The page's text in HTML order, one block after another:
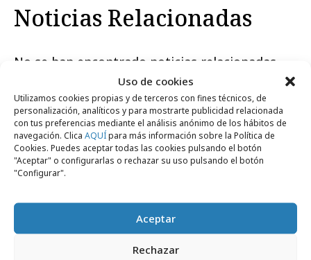
Uso de cookies
Utilizamos cookies propias y de terceros con fines técnicos, de
personalización, analíticos y para mostrarte publicidad relacionada
con tus preferencias mediante el análisis anónimo de los hábitos de
navegación. Clica AQUÍpara más información sobre la Política de
Cookies. Puedes aceptar todas las cookies pulsando el botón
"Aceptar" o configurarlas o rechazar su uso pulsando el botón
"Configurar".
Aceptar
Rechazar
Noticias Relacionadas
No se han encontrado noticias relacionadas.
Artículos recientes
Medios